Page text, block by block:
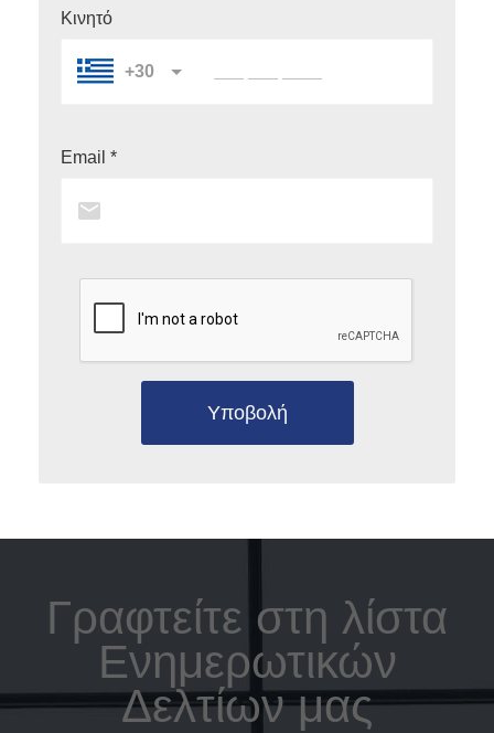
Κινητό
+30
Email *
Υποβολή
Γραφτείτε στη λίστα
Ενημερωτικών
Δελτίων μας